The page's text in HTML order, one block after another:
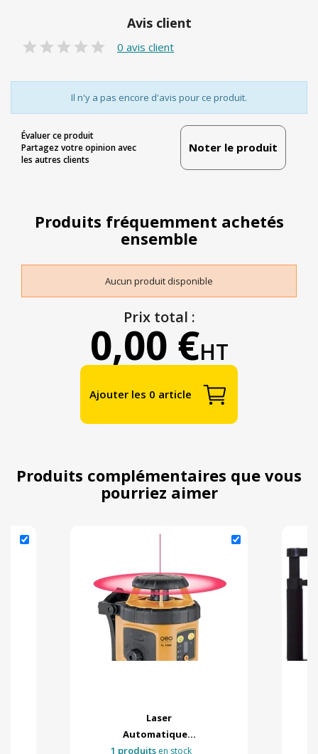
Avis client
0 avis client
Il n'y a pas encore d'avis pour ce produit.
Évaluer ce produit
Partagez votre opinion avec
les autres clients
Noter le produit
Produits fréquemment achetés
ensemble
Aucun produit disponible
Prix total :
0,00 €HT
Ajouter les 0 article
Produits complémentaires que vous
pourriez aimer
Laser
Automatique...
1 produits en stock